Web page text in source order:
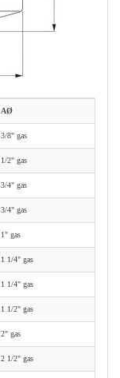
AØ
3/8" gas
1/2" gas
3/4" gas
3/4" gas
1" gas
1 1/4" gas
1 1/4" gas
1 1/2" gas
2" gas
2 1/2" gas